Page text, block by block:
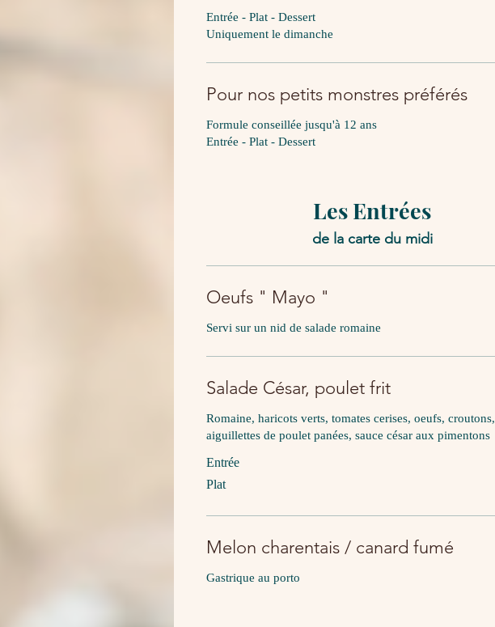
Entrée - Plat - Dessert
Uniquement le dimanche
Pour nos petits monstres préférés
Formule conseillée jusqu'à 12 ans
Entrée - Plat - Dessert
Les Entrées
de la carte du midi
Oeufs " Mayo "
Servi sur un nid de salade romaine
Salade César, poulet frit
Romaine, haricots verts, tomates cerises, oeufs, croutons,
aiguillettes de poulet panées, sauce césar aux pimentons
Entrée
Plat
Melon charentais / canard fumé
Gastrique au porto